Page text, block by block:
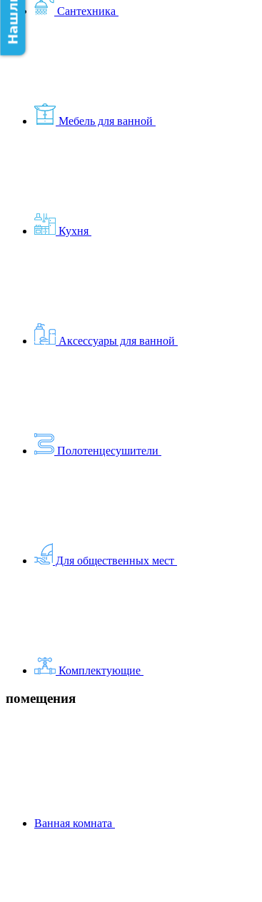
Сантехника
Мебель для ванной
Кухня
Аксессуары для ванной
Полотенцесушители
Для общественных мест
Комплектующие
помещения
Ванная комната